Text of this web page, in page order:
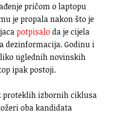
pričom o laptopu
je propala nakon što je
potpisaloda je cijela
dezinformacija. Godinu i
uglednih novinskih
ipak postoji.
proteklih izbornih ciklusa
oba kandidata